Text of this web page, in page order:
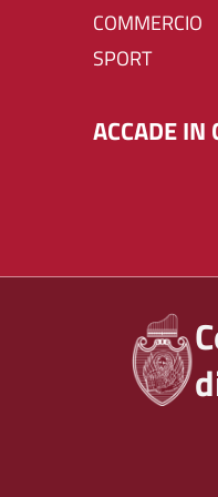
COMMERCIO
SPORT
ACCADE IN